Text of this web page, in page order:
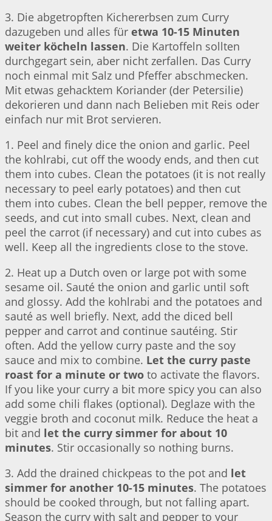
3. Die abgetropften Kichererbsen zum Curry
dazugeben und alles für etwa 10-15 Minuten
weiter köcheln lassen. Die Kartoffeln sollten
durchgegart sein, aber nicht zerfallen. Das Curry
noch einmal mit Salz und Pfeffer abschmecken.
Mit etwas gehacktem Koriander (der Petersilie)
dekorieren und dann nach Belieben mit Reis oder
einfach nur mit Brot servieren.
1. Peel and finely dice the onion and garlic. Peel
the kohlrabi, cut off the woody ends, and then cut
them into cubes. Clean the potatoes (it is not really
necessary to peel early potatoes) and then cut
them into cubes. Clean the bell pepper, remove the
seeds, and cut into small cubes. Next, clean and
peel the carrot (if necessary) and cut into cubes as
well. Keep all the ingredients close to the stove.
2. Heat up a Dutch oven or large pot with some
sesame oil. Sauté the onion and garlic until soft
and glossy. Add the kohlrabi and the potatoes and
sauté as well briefly. Next, add the diced bell
pepper and carrot and continue sautéing. Stir
often. Add the yellow curry paste and the soy
sauce and mix to combine. Let the curry paste
roast for a minute or two to activate the flavors.
If you like your curry a bit more spicy you can also
add some chili flakes (optional). Deglaze with the
veggie broth and coconut milk. Reduce the heat a
bit and let the curry simmer for about 10
minutes. Stir occasionally so nothing burns.
3. Add the drained chickpeas to the pot and let
simmer for another 10-15 minutes. The potatoes
should be cooked through, but not falling apart.
Season the curry with salt and pepper to your